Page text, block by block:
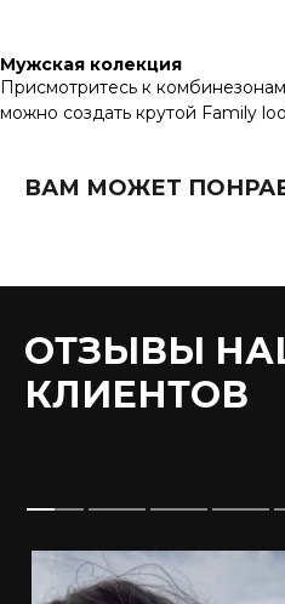
Мужская колекция
Присмотритесь к
можно создать крутой Family
ВАМ МОЖЕТ
ОТЗЫВЫ
КЛИЕНТОВ